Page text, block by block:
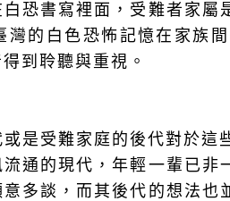
白恐書寫裡面，受難者家
灣的白色恐怖記憶在家族
到聆聽與重視。
是受難家庭的後代對於這
通的現代，年輕一輩已
多談，而其後代的想法